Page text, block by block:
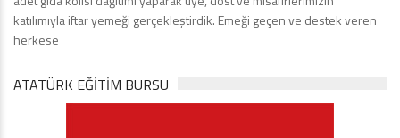
katılımıyla iftar yemeği gerçekleştirdik. Emeği geçen ve destek veren
herkese
ATATÜRK EĞITIM BURSU